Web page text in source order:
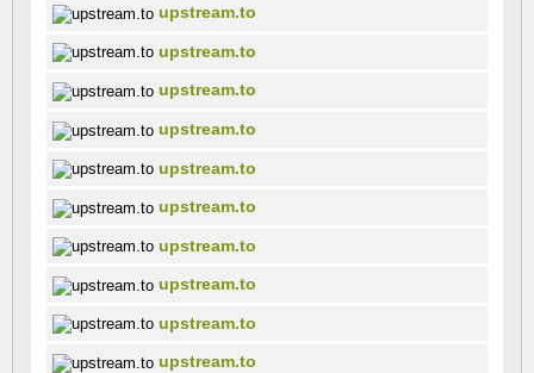
upstream.to
upstream.to
upstream.to
upstream.to
upstream.to
upstream.to
upstream.to
upstream.to
upstream.to
upstream.to